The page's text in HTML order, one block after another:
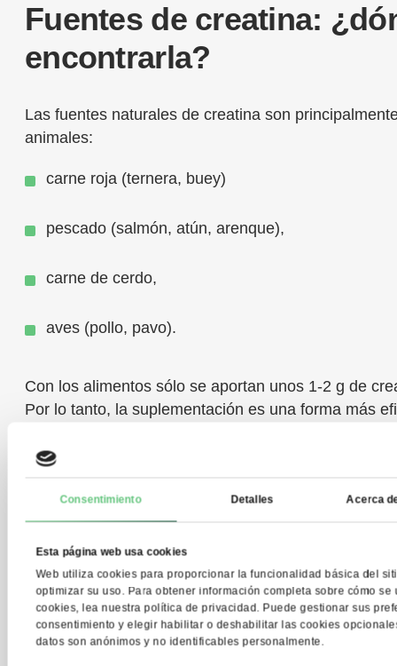
Consentimiento Detalles Acerca
Esta página web usa cookies
Web utiliza cookies para proporcionar la funcionalidad básica del
optimizar su uso. Para obtener información completa sobre cómo se
cookies, lea nuestra política de privacidad. Puede gestionar sus
consentimiento y elegir habilitar o deshabilitar las cookies
datos son anónimos y no identificables personalmente.
Fuentes de creatina:
encontrarla?
Las fuentes naturales de creatina son
animales:
carne roja (ternera, buey)
pescado (salmón, atún, arenque),
carne de cerdo,
aves (pollo, pavo).
Con los alimentos sólo se aportan unos 1-2 g de
Por lo tanto, la suplementación es una forma más
Creatina – efectos
contraindicaciones
Aunque la creatina se considera uno de los
seguros, puede provocar los siguientes efectos
retención de líquidos,